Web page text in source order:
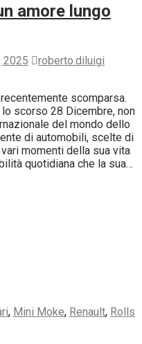
amore lungo
2025 roberto.diluigi
scomparsa.
scorso 28 Dicembre, non
del mondo dello
di automobili, scelte di
momenti della sua vita
quotidiana che la sua…
, Mini Moke, Renault, Rolls